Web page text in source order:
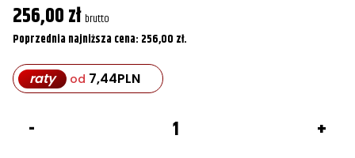
256,00zł brutto
Poprzednia najniższa cena: 256,00 zł.
raty od 7,44PLN